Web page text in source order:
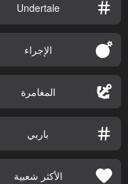
Undertale
الإجراء
المغامرة
باربي
الأكثر شعبية